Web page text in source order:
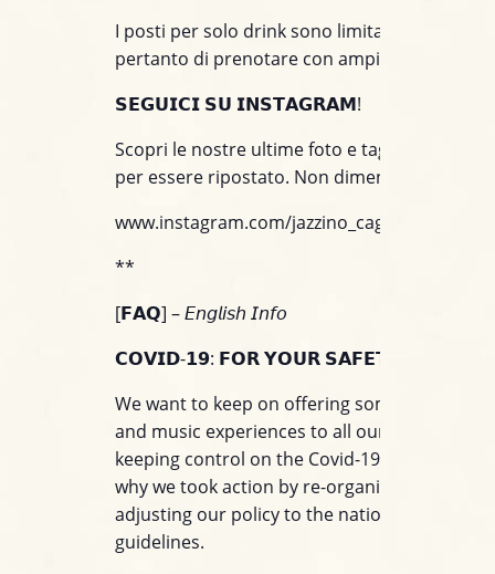
I posti per solo drink sono limitati.
pertanto di prenotare con ampio anticipo.
𝗦𝗘𝗚𝗨𝗜𝗖𝗜 𝗦𝗨 𝗜𝗡𝗦𝗧𝗔𝗚𝗥𝗔𝗠!
Scopri le nostre ultime foto e taggaci nei tuoi
per essere ripostato. Non dimenticare di
www.instagram.com/jazzino_cagliari/
**
[𝗙𝗔𝗤] – 𝘌𝘯𝘨𝘭𝘪𝘴𝘩 𝘐𝘯𝘧𝘰
𝗖𝗢𝗩𝗜𝗗-𝟭𝟵: 𝗙𝗢𝗥 𝗬𝗢𝗨𝗥 𝗦𝗔𝗙𝗘𝗧𝗬
We want to keep on offering some
and music experiences to all our customers
keeping control on the Covid-19 emergency.
why we took action by re-organizing our club
adjusting our policy to the national anti-Covid
guidelines.